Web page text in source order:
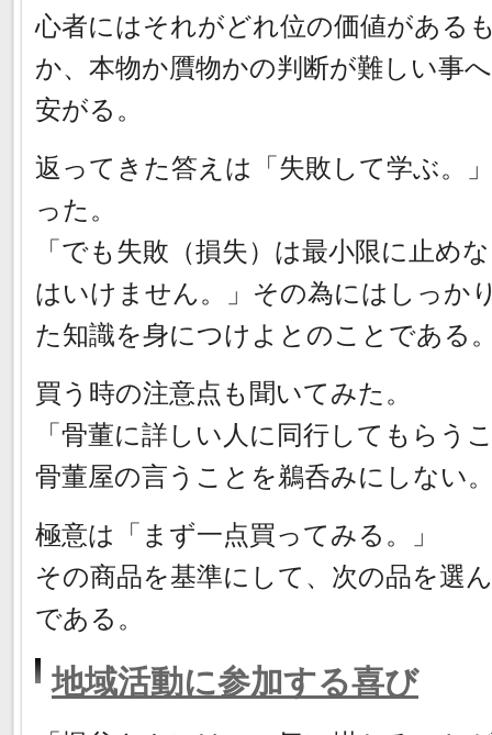
心者にはそれがどれ位の価値がある
か、本物か贋物かの判断が難しい事
安がる。
返ってきた答えは「失敗して学ぶ。
った。
「でも失敗（損失）は最小限に止め
はいけません。」その為にはしっか
た知識を身につけよとのことである
買う時の注意点も聞いてみた。
「骨董に詳しい人に同行してもらう
骨董屋の言うことを鵜呑みにしない
極意は「まず一点買ってみる。」
その商品を基準にして、次の品を選
である。
地域活動に参加する喜び